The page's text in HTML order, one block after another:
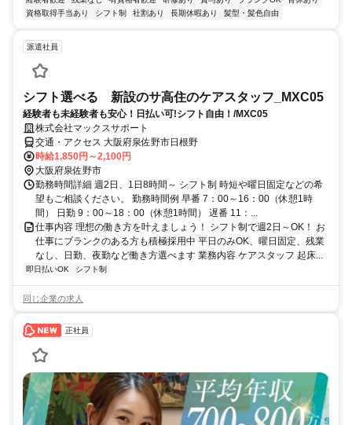
資格取得手当あり
シフト制 社割あり 長期休暇あり 髪型・髪色自由
派遣社員
シフト選べる 新設のサ高住のケアスタッフ_MXC05
経験者も未経験者も安心！日払い可!シフト自由！/MXC05
株式会社マックスサポート
交通・アクセス 大阪府泉佐野市日根野
時給1,850円～2,100円
大阪府泉佐野市
勤務時間詳細 週2日、1日8時間～ シフト制 時短や曜日固定などの希
望もご相談ください。 勤務時間例 早番 7：00～16：00（休憩1時
間） 日勤 9：00～18：00（休憩1時間） 遅番 11：...
仕事内容 理想の働き方を叶えましょう！ シフト制で週2日～OK！ お
仕事にブランクのある方も積極採用中 平日のみOK、曜日固定、残業
なし、日勤、夜勤など働き方選べます 業務内容 ケアスタッフ 起床...
即日払いOK シフト制
同じ企業の求人
正社員